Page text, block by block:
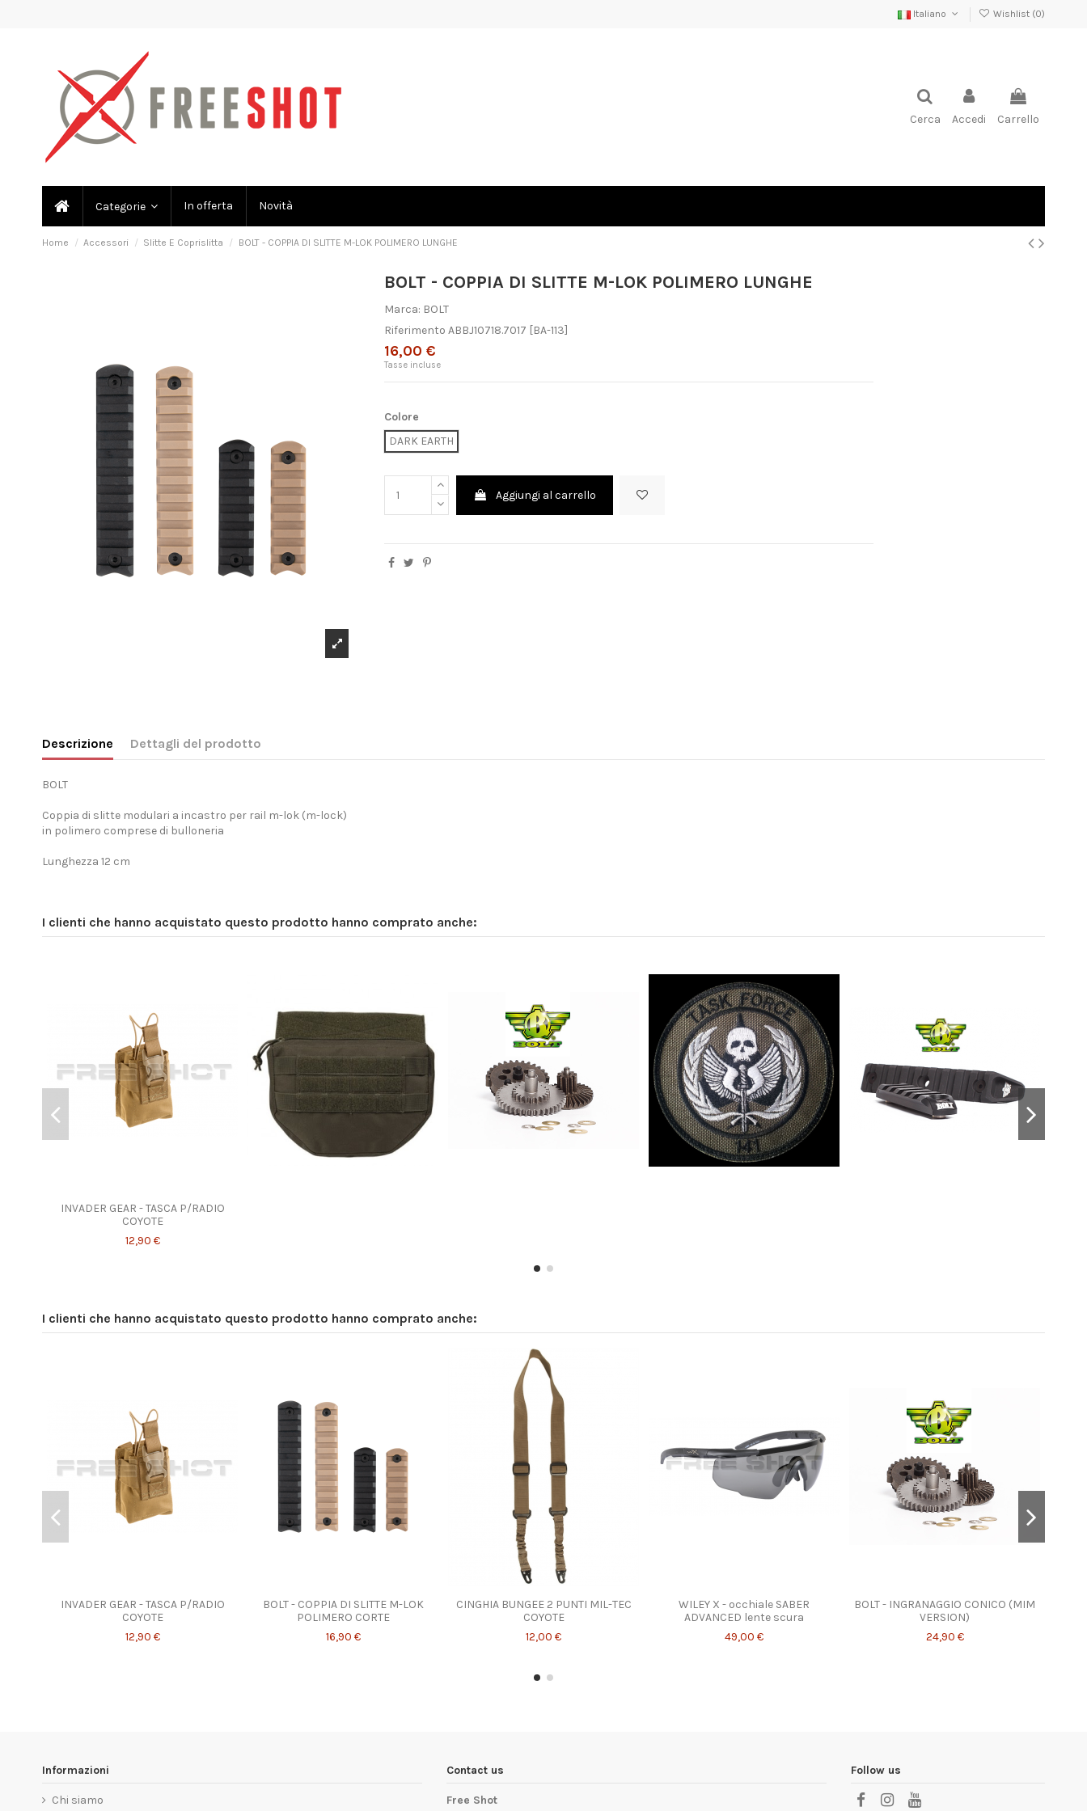
Italiano Wishlist (0)
Cerca Accedi Carrello
Categorie In offerta Novità
Home Accessori Slitte E Coprislitta BOLT - COPPIA DI SLITTE M-LOK POLIMERO LUNGHE
BOLT - COPPIA DI SLITTE M-LOK POLIMERO LUNGHE
Marca: BOLT
Riferimento ABBJ10718.7017 [BA-113]
16,00 €
Tasse incluse
Colore
DARK EARTH
Aggiungi al carrello
Descrizione Dettagli del prodotto
BOLT
Coppia di slitte modulari a incastro per rail m-lok (m-lock)
in polimero comprese di bulloneria
Lunghezza 12 cm
I clienti che hanno acquistato questo prodotto hanno comprato anche:
INVADER GEAR - TASCA P/RADIO
COYOTE
12,90 €
I clienti che hanno acquistato questo prodotto hanno comprato anche:
INVADER GEAR - TASCA P/RADIO
COYOTE
12,90 €
BOLT - COPPIA DI SLITTE M-LOK
POLIMERO CORTE
16,90 €
CINGHIA BUNGEE 2 PUNTI MIL-TEC
COYOTE
12,00 €
WILEY X - occhiale SABER
ADVANCED lente scura
49,00 €
BOLT - INGRANAGGIO CONICO (MIM
VERSION)
24,90 €
Informazioni
Chi siamo
Contact us
Free Shot
Follow us